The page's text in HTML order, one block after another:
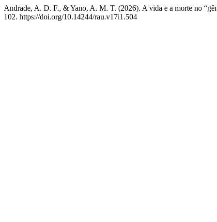
Andrade, A. D. F., & Yano, A. M. T. (2026). A vida e a morte no
102. https://doi.org/10.14244/rau.v17i1.504